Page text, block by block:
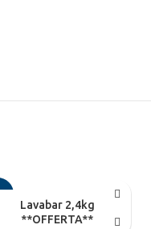
Lavabar 2,4kg
**OFFERTA**